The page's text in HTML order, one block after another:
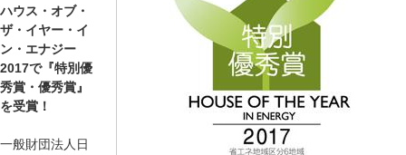
ハウス・オブ・
ザ・イヤー・イ
ン・エナジー
2017で『特別優
秀賞・優秀賞』
を受賞！
一般財団法人日